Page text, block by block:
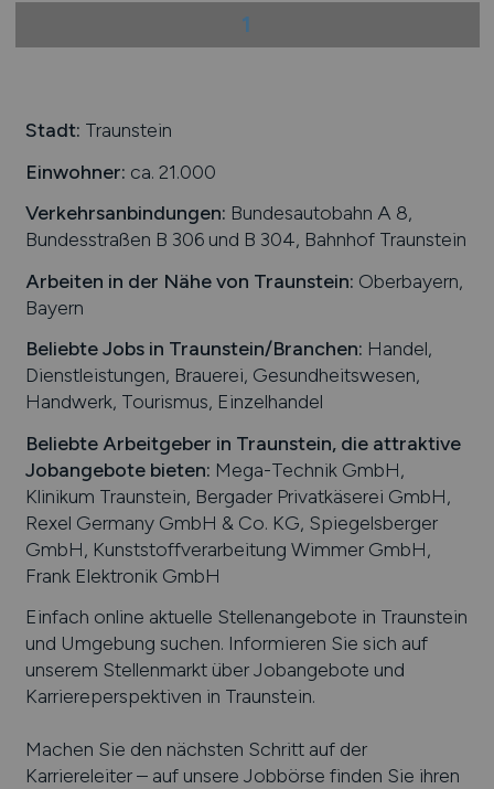
1
Stadt: Traunstein
Einwohner: ca. 21.000
Verkehrsanbindungen: Bundesautobahn A 8,
Bundesstraßen B 306 und B 304, Bahnhof Traunstein
Arbeiten in der Nähe von Traunstein: Oberbayern,
Bayern
Beliebte Jobs in Traunstein/Branchen: Handel,
Dienstleistungen, Brauerei, Gesundheitswesen,
Handwerk, Tourismus, Einzelhandel
Beliebte Arbeitgeber in Traunstein, die attraktive
Jobangebote bieten: Mega-Technik GmbH,
Klinikum Traunstein, Bergader Privatkäserei GmbH,
Rexel Germany GmbH & Co. KG, Spiegelsberger
GmbH, Kunststoffverarbeitung Wimmer GmbH,
Frank Elektronik GmbH
Einfach online aktuelle Stellenangebote in Traunstein
und Umgebung suchen. Informieren Sie sich auf
unserem Stellenmarkt über Jobangebote und
Karriereperspektiven in Traunstein.
Machen Sie den nächsten Schritt auf der
Karriereleiter – auf unsere Jobbörse finden Sie ihren